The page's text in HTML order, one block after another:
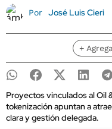
Por José Luis Cieri
+
Proyectos vinculados al Oil
tokenización apuntan a
clara y gestión delegada.